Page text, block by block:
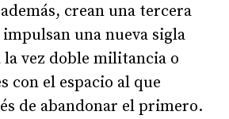
crean una tercera
una nueva sigla
vez doble militancia o
con el espacio al que
de abandonar el primero.